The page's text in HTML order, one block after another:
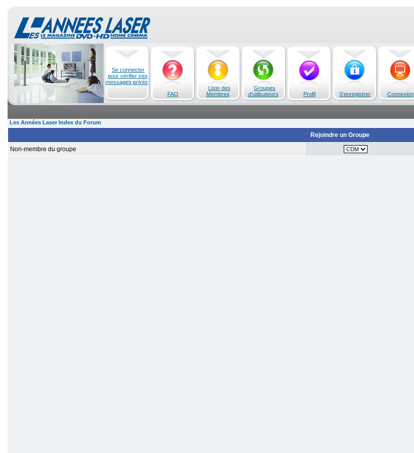
Se connecter
pour vérifier ses
messages privés
FAQ
Liste des
Membres
Groupes
d'utilisateurs
Profil S'enregistrer Connexion
Les Années Laser Index du Forum
Rejoindre un Groupe
Non-membre du groupe